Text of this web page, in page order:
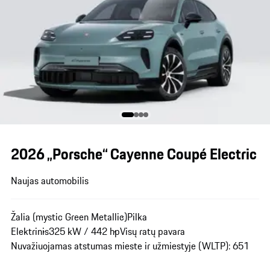
2026 „Porsche“ Cayenne Coupé Electric
Naujas automobilis
Žalia (mystic Green Metallic)Pilka
Elektrinis325 kW / 442 hpVisų ratų pavara
Nuvažiuojamas atstumas mieste ir užmiestyje (WLTP): 651